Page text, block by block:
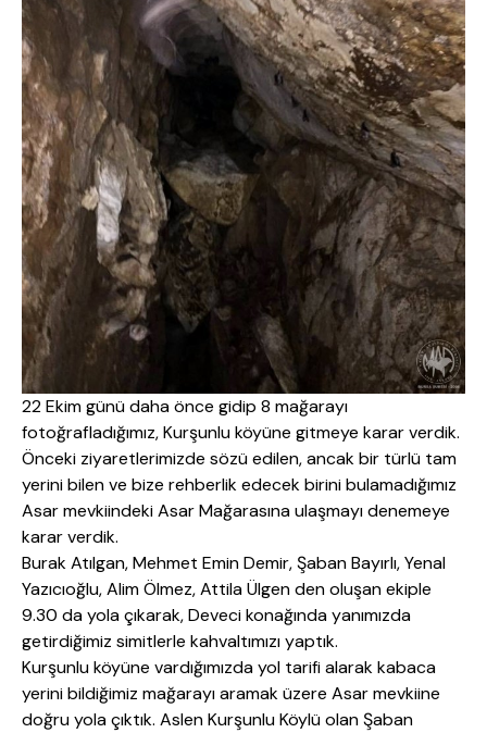
22 Ekim günü daha önce gidip 8 mağarayı
fotoğrafladığımız, Kurşunlu köyüne gitmeye karar verdik.
Önceki ziyaretlerimizde sözü edilen, ancak bir türlü tam
yerini bilen ve bize rehberlik edecek birini bulamadığımız
Asar mevkiindeki Asar Mağarasına ulaşmayı denemeye
karar verdik.
Burak Atılgan, Mehmet Emin Demir, Şaban Bayırlı, Yenal
Yazıcıoğlu, Alim Ölmez, Attila Ülgen den oluşan ekiple
9.30 da yola çıkarak, Deveci konağında yanımızda
getirdiğimiz simitlerle kahvaltımızı yaptık.
Kurşunlu köyüne vardığımızda yol tarifi alarak kabaca
yerini bildiğimiz mağarayı aramak üzere Asar mevkiine
doğru yola çıktık. Aslen Kurşunlu Köylü olan Şaban